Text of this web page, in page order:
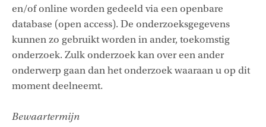
en/of online worden gedeeld via een openbare
database (open access). De onderzoeksgegevens
kunnen zo gebruikt worden in ander, toekomstig
onderzoek. Zulk onderzoek kan over een ander
onderwerp gaan dan het onderzoek waaraan u op dit
moment deelneemt.
Bewaartermijn